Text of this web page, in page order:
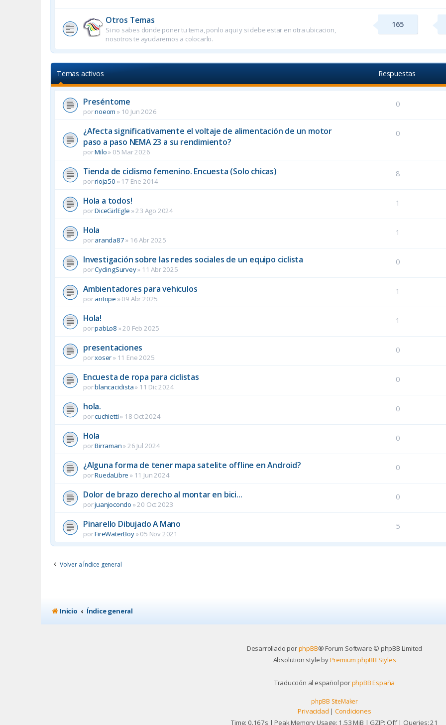
Otros Temas
Si no sabes donde poner tu tema, ponlo aqui y si debe estar en otra ubicacion,
nosotros te ayudaremos a colocarlo.
165
Temas activos Respuestas
Preséntome
pornoeom » 10 Jun 2026
0
¿Afecta significativamente el voltaje de alimentación de un motor
paso a paso NEMA 23 a su rendimiento?
porMilo» 05 Mar 2026
0
Tienda de ciclismo femenino. Encuesta (Solo chicas)
porrioja50 » 17 Ene 2014
8
Hola a todos!
porDiceGirlEgle »23 Ago 2024
1
Hola
poraranda87» 16 Abr 2025
1
Investigación sobre las redes sociales de un equipo ciclista
porCyclingSurvey» 11 Abr 2025
0
Ambientadores para vehiculos
porantope »09 Abr 2025
1
Hola!
porpabLo8 »20 Feb 2025
1
presentaciones
porxoser» 11 Ene 2025
0
Encuesta de ropa para ciclistas
porblancaciclista» 11 Dic 2024
0
hola.
porcuchietti» 18 Oct 2024
0
Hola
porBirraman»26 Jul 2024
0
¿Alguna forma de tener mapa satelite offline en Android?
porRuedaLibre » 11 Jun 2024
0
Dolor de brazo derecho al montar en bici...
porjuanjocondo »20 Oct 2023
0
Pinarello Dibujado A Mano
porFireWaterBoy»05 Nov 2021
5
Volver a Índice general
Inicio Índice general
Desarrollado porphpBB® Forum Software © phpBB Limited
Absolution style byPremium phpBB Styles
Traducción al español porphpBB España
phpBB SiteMaker
Privacidad | Condiciones
Time: 0.167s | Peak Memory Usage: 1.53 MiB | GZIP: Off | Queries: 21